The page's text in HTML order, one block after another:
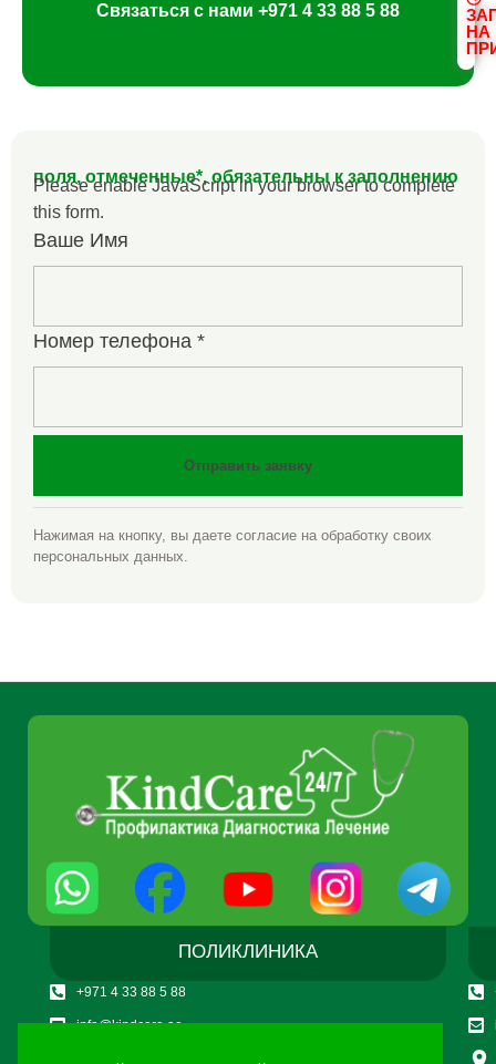
Связаться с нами +971 4 33 88 5 88
НА
поля, отмеченные*, обязательны к заполнению
Please enable JavaScript in your browser to complete
this form.
Ваше Имя
Номер телефона *
Отправить заявку
Нажимая на кнопку, вы даете согласие на обработку своих
персональных данных.
ПОЛИКЛИНИКА
+971 4 33 88 5 88
info@kindcare.ae